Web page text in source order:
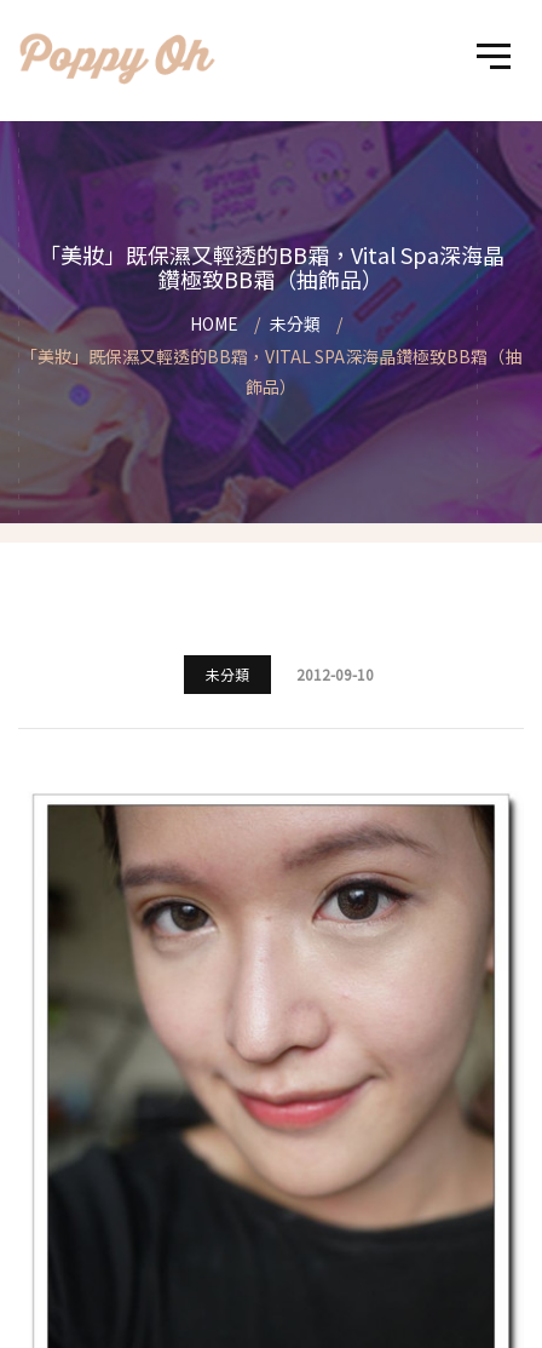
「美妝」既保濕又輕透的BB霜，Vital Spa深海晶
鑽極致BB霜（抽飾品）
HOME
未分類
「美妝」既保濕又輕透的BB霜，VITAL SPA深海晶鑽極致BB霜（抽
飾品）
未分類 2012-09-10